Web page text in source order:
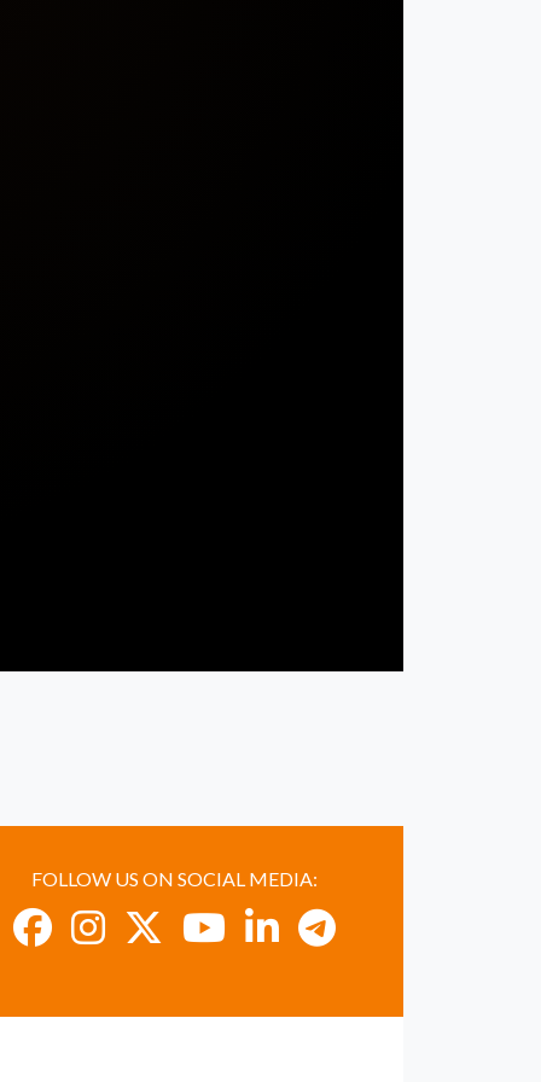
FOLLOW US ON SOCIAL MEDIA: